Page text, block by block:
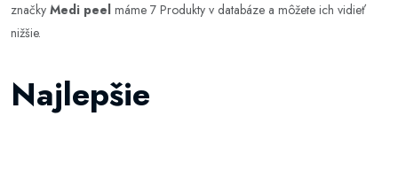
značky Medi peel máme 7 Produkty v databáze a môžete ich vidieť
nižšie.
Najlepšie